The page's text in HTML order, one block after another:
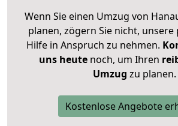
Wenn Sie einen Umzug von
planen, zögern Sie nicht,
Hilfe in Anspruch zu nehmen.
uns heutenoch, um Ihren
Umzug zu planen.
Kostenlose Angebote